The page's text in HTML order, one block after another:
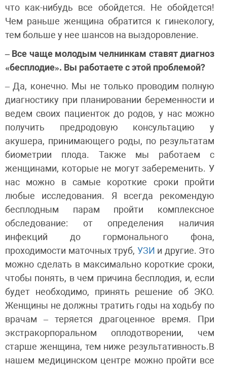
что как-нибудь все обойдется. Не обойдется!
Чем раньше женщина обратится к гинекологу,
тем больше у нее шансов на выздоровление.
– Все чаще молодым челнинкам ставят диагноз
«бесплодие». Вы работаете с этой проблемой?
– Да, конечно. Мы не только проводим полную
диагностику при планировании беременности и
ведем своих пациенток до родов, у нас можно
получить предродовую консультацию у
акушера, принимающего роды, по результатам
биометрии плода. Также мы работаем с
женщинами, которые не могут забеременить. У
нас можно в самые короткие сроки пройти
любые исследования. Я всегда рекомендую
бесплодным парам пройти комплексное
обследование: от определения наличия
инфекций до гормонального фона,
проходимости маточных труб, УЗИ и другие. Это
можно сделать в максимально короткие сроки,
чтобы понять, в чем причина бесплодия, и, если
будет необходимо, принять решение об ЭКО.
Женщины не должны тратить годы на ходьбу по
врачам – теряется драгоценное время. При
экстракорпоральном оплодотворении, чем
старше женщина, тем ниже результативность.В
нашем медицинском центре можно пройти все